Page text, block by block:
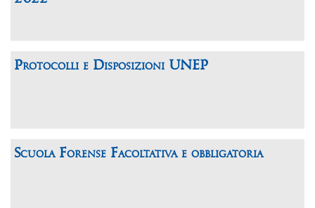
Protocolli e Disposizioni UNEP
Scuola Forense Facoltativa e obbligatoria